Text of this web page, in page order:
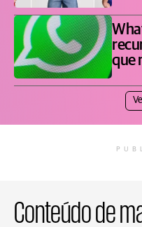
que
Conteúdo de